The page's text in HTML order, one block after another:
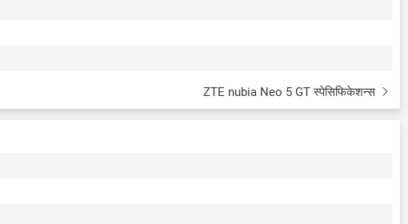
ZTE nubia Neo 5 GT स्पेसिफिकेशन्स